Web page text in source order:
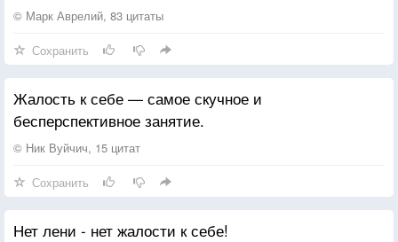
© Марк Аврелий, 83 цитаты
Сохранить
Жалость к себе — самое скучное и
бесперспективное занятие.
© Ник Вуйчич, 15 цитат
Сохранить
Нет лени - нет жалости к себе!